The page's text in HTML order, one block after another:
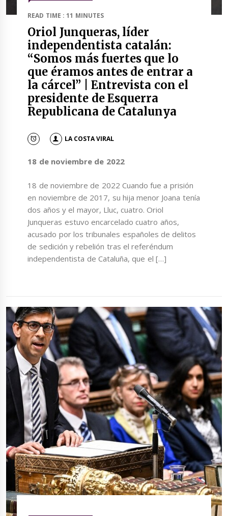
READ TIME : 11 MINUTES
Oriol Junqueras, líder
independentista catalán:
“Somos más fuertes que lo
que éramos antes de entrar a
la cárcel” | Entrevista con el
presidente de Esquerra
Republicana de Catalunya
LA COSTA VIRAL
18 de noviembre de 2022
18 de noviembre de 2022 Cuando fue a prisión
en noviembre de 2017, su hija menor Joana tenía
dos años y el mayor, Lluc, cuatro. Oriol
Junqueras estuvo encarcelado cuatro años,
acusado por los tribunales españoles de delitos
de sedición y rebelión tras el referéndum
independentista de Cataluña, que el […]